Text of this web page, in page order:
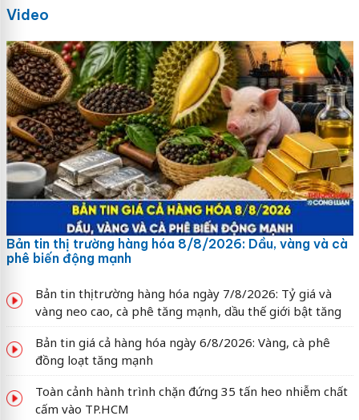
Video
Bản tin thị trường hàng hóa 8/8/2026: Dầu, vàng và cà
phê biến động mạnh
Bản tin thị trường hàng hóa ngày 7/8/2026: Tỷ giá và
vàng neo cao, cà phê tăng mạnh, dầu thế giới bật tăng
Bản tin giá cả hàng hóa ngày 6/8/2026: Vàng, cà phê
đồng loạt tăng mạnh
Toàn cảnh hành trình chặn đứng 35 tấn heo nhiễm chất
cấm vào TP.HCM